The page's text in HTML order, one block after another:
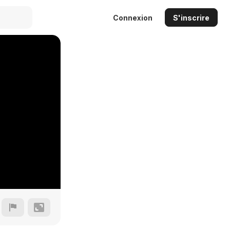
Connexion S'inscrire